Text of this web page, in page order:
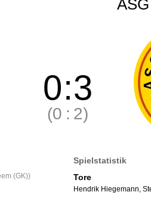
0:3
(0 : 2)
(GK))
Spielstatistik
Tore
Hendrik Hiegemann